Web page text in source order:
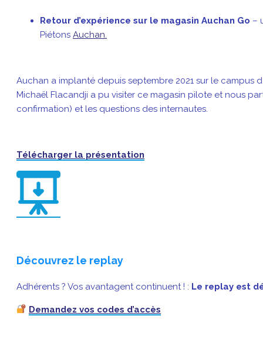
Retour d’expérience sur le magasin Auchan Go –
Piétons Auchan.
Auchan a implanté depuis septembre 2021 sur le campus
Michaël Flacandji a pu visiter ce magasin pilote et nous
confirmation) et les questions des internautes.
Télécharger la présentation
Découvrez le replay
Adhérents ? Vos avantagent continuent ! : Le replay est
Demandez vos codes d’accès